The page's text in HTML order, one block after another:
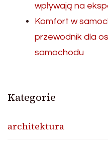
wpływają na
Komfort w
przewodnik dla
samochodu
Kategorie
architektura